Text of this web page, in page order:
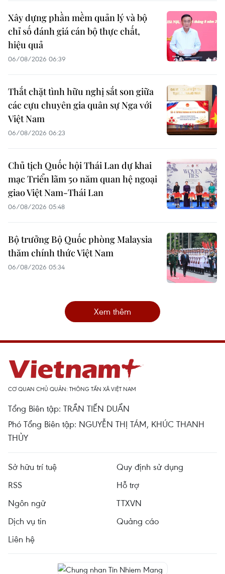
Xây dựng phần mềm quản lý và bộ
chỉ số đánh giá cán bộ thực chất,
hiệu quả
06/08/2026 06:39
Thắt chặt tình hữu nghị sắt son giữa
các cựu chuyên gia quân sự Nga với
Việt Nam
06/08/2026 06:23
Chủ tịch Quốc hội Thái Lan dự khai
mạc Triển lãm 50 năm quan hệ ngoại
giao Việt Nam-Thái Lan
06/08/2026 05:48
Bộ trưởng Bộ Quốc phòng Malaysia
thăm chính thức Việt Nam
06/08/2026 05:34
Xem thêm
CƠ QUAN CHỦ QUẢN: THÔNG TẤN XÃ VIỆT NAM
Tổng Biên tập: TRẦN TIẾN DUẨN
Phó Tổng Biên tập: NGUYỄN THỊ TÁM, KHÚC THANH
THỦY
Sở hữu trí tuệ
Quy định sử dụng
RSS
Hỗ trợ
Ngôn ngữ
TTXVN
Dịch vụ tin
Quảng cáo
Liên hệ